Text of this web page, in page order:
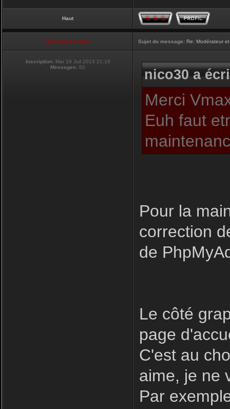
Haut
Club Supra France Sujet du message: Re: Modérateur
Inscription: Mar 16 Juil 2013 21:16
Messages: 82 nico30 a
Merci
Euh faut
Pour la
correction
de
Le côté
page
C'est au
aime, je ne
Par